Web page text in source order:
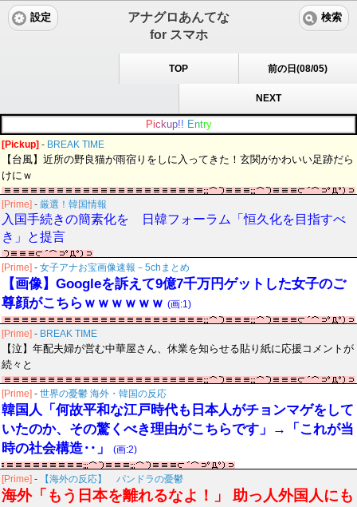
アナグロあんてな
for スマホ
設定 検索
TOP 前の日(08/05)
NEXT
Pic kup!! Entry
[Pickup] - BREAK TIME
【台風】近所の野良猫が雨宿りをしに入ってきた！玄関がかわいい足跡だら
けにｗ
[Prime] - 厳選！韓国情報
入国手続きの簡素化を 日韓フォーラム「恒久化を目指すべ
き」と提言
[Prime] - 女子アナお宝画像速報－5chまとめ
【画像】Googleを訴えて9億7千万円ゲットした女子のご
尊顔がこちらｗｗｗｗｗｗ (画:1)
[Prime] - BREAK TIME
【泣】年配夫婦が営む中華屋さん、休業を知らせる貼り紙に応援コメントが
続々と
[Prime] - 世界の憂鬱 海外・韓国の反応
韓国人「何故平和な江戸時代も日本人がチョンマゲをして
いたのか、その驚くべき理由がこちらです」→「これが当
時の社会構造‥」
(画:2)
[Prime] - 【海外の反応】 パンドラの憂鬱
海外「もう日本を離れるなよ！」 助っ人外国人にも